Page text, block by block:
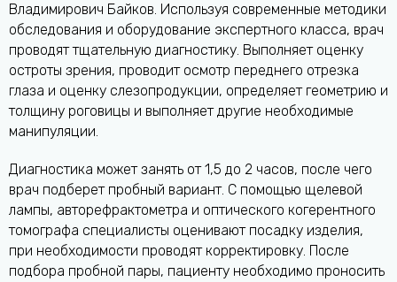
Владимирович Байков. Используя современные методики
обследования и оборудование экспертного класса, врач
проводят тщательную диагностику. Выполняет оценку
остроты зрения, проводит осмотр переднего отрезка
глаза и оценку слезопродукции, определяет геометрию и
толщину роговицы и выполняет другие необходимые
манипуляции.
Диагностика может занять от 1,5 до 2 часов, после чего
врач подберет пробный вариант. С помощью щелевой
лампы, авторефрактометра и оптического когерентного
томографа специалисты оценивают посадку изделия,
при необходимости проводят корректировку. После
подбора пробной пары, пациенту необходимо проносить